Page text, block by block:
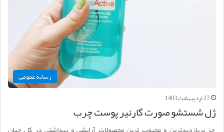
رسانه عمومی
27 اردیبهشت 1403
ژل شستشو صورت گارنیر پوست چرب